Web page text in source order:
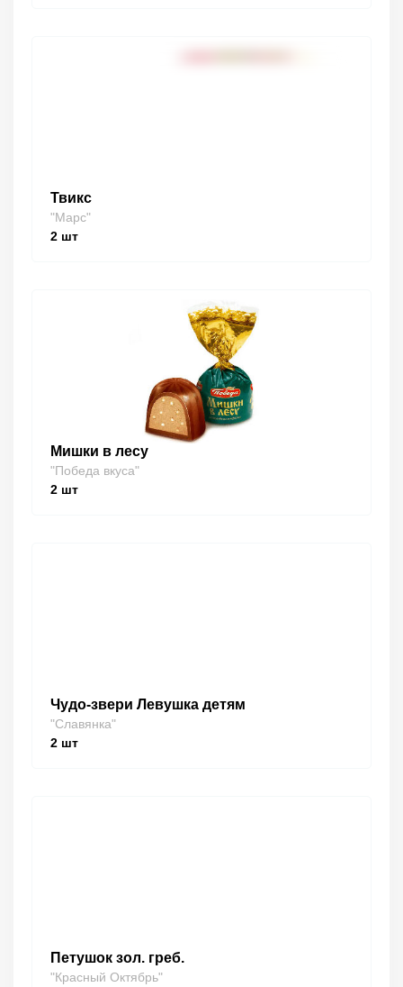
Твикс
"Марс"
2 шт
Мишки в лесу
"Победа вкуса"
2 шт
Чудо-звери Левушка детям
"Славянка"
2 шт
Петушок зол. греб.
"Красный Октябрь"